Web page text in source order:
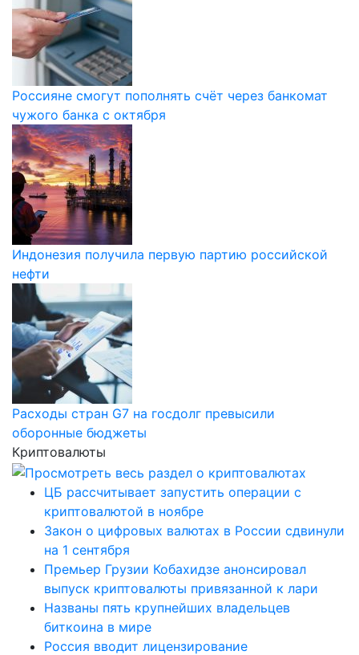
Россияне смогут пополнять счёт через банкомат
чужого банка с октября
Индонезия получила первую партию российской
нефти
Расходы стран G7 на госдолг превысили
оборонные бюджеты
Криптовалюты
ЦБ рассчитывает запустить операции с
криптовалютой в ноябре
Закон о цифровых валютах в России сдвинули
на 1 сентября
Премьер Грузии Кобахидзе анонсировал
выпуск криптовалюты привязанной к лари
Названы пять крупнейших владельцев
биткоина в мире
Россия вводит лицензирование